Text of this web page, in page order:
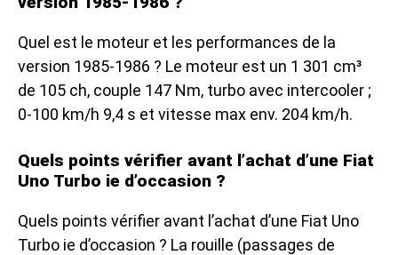
Quel est le moteur et les performances de la
version 1985-1986 ? Le moteur est un 1 301 cm³
de 105 ch, couple 147 Nm, turbo avec intercooler ;
0-100 km/h 9,4 s et vitesse max env. 204 km/h.
Quels points vérifier avant l’achat d’une Fiat
Uno Turbo ie d’occasion ?
Quels points vérifier avant l’achat d’une Fiat Uno
Turbo ie d’occasion ? La rouille (passages de